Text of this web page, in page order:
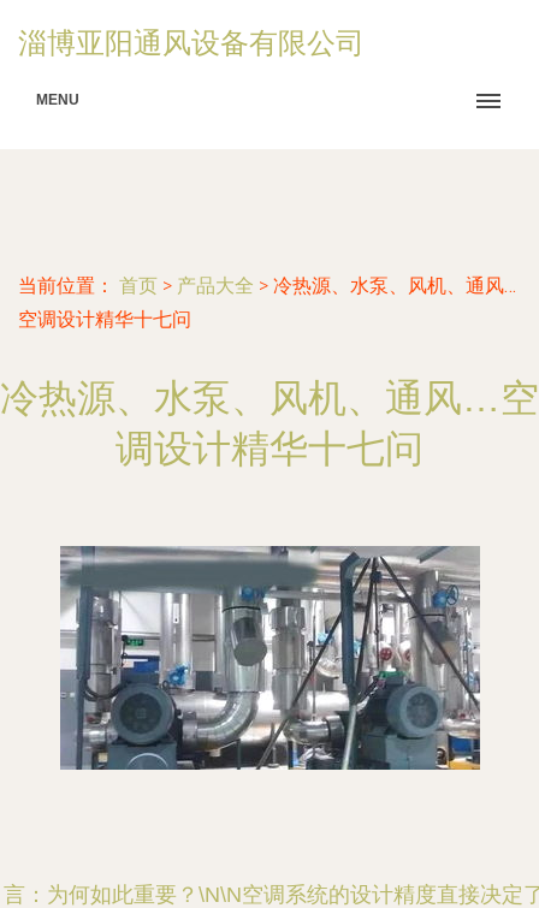
淄博亚阳通风设备有限公司
MENU
当前位置： 首页 > 产品大全 > 冷热源、水泵、风机、通风…
空调设计精华十七问
冷热源、水泵、风机、通风…空
调设计精华十七问
：为何如此重要？\N\N空调系统的设计精度直接决定